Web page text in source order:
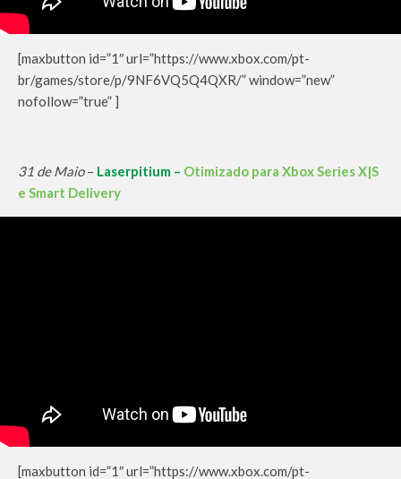
[maxbutton id=”1″ url=”https://www.xbox.com/pt-
br/games/store/p/9NF6VQ5Q4QXR/” window=”new”
nofollow=”true” ]
31 de Maio– Laserpitium – Otimizado para Xbox Series X|S
e Smart Delivery
[maxbutton id=”1″ url=”https://www.xbox.com/pt-